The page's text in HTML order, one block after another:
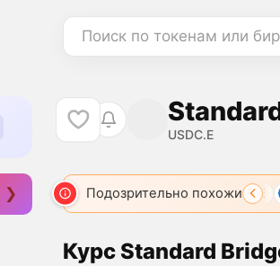
Поиск по токенам или
USDC.E
Подозрительно похожи
USDC.E USDC.E USDC.E
Курс Standard